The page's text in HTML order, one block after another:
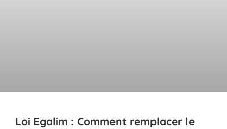
Loi Egalim : Comment remplacer le